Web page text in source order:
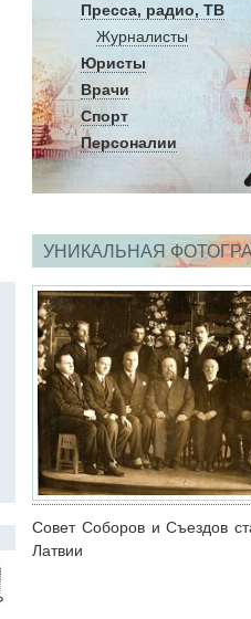
Пресса, радио, ТВ
Журналисты
Юристы
Врачи
Спорт
Персоналии
УНИКАЛЬНАЯ
Совет Соборов и Съездов
Латвии